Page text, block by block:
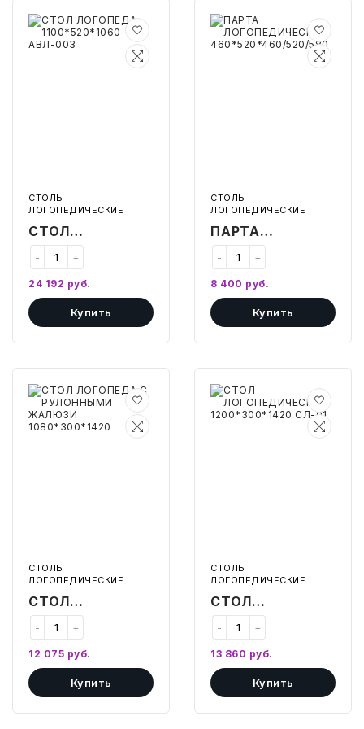
КАНЦТОВАРЫ
ТЕХНИКА ДЛЯ ОФИСА
ПРОДУКТЫ ПИТАНИЯ
УПАКОВКА
ХОЗТОВАРЫ
БЫТОВАЯ И ПРОФ. ХИМИЯ
БЫТОВАЯ ТЕХНИКА
ПОСУДА
ХОББИ И ТВОРЧЕСТВО
ИНСТРУМЕНТЫ И РЕМОНТ
СТОЛ
ЛОГОПЕДА
1100*520*1060
СТОЛЫ
ЛОГОПЕДИЧЕСКИЕ
СТОЛ
ЛОГОПЕДА
1100*520*1060
АВЛ-003
+
-
24 192 руб.
Купить
ПАРТА
ЛОГОПЕДИЧЕСКАЯ
460*520*460/520/580
СТОЛЫ
ЛОГОПЕДИЧЕСКИЕ
ПАРТА
ЛОГОПЕДИЧЕСКАЯ
460*520*460/520/
+
-
8 400 руб.
Купить
СТОЛ
ЛОГОПЕДА
С
РУЛОННЫМИ
СТОЛЫ
ЛОГОПЕДИЧЕСКИЕ
СТОЛ
ЛОГОПЕДА С
РУЛОННЫМИ
ЖАЛЮЗИ
1080*300*1420
+
-
12 075 руб.
Купить
СТОЛ
ЛОГОПЕДИЧЕСКИЙ
1200*300*1100
СТОЛЫ
ЛОГОПЕДИЧЕСКИЕ
СТОЛ
ЛОГОПЕДИЧЕСКИЙ
1200*300*1100
СЛ-01
+
-
13 860 руб.
Купить